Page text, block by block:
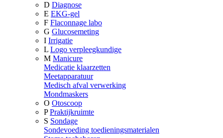
D Diagnose
E EKG-gel
F Flaconnage labo
G Glucosemeting
I Irrigatie
L Logo verpleegkundige
M Manicure
Medicatie klaarzetten
Meetapparatuur
Medisch afval verwerking
Mondmaskers
O Otoscoop
P Praktijkruimte
S Sondage
Sondevoeding toedieningsmaterialen